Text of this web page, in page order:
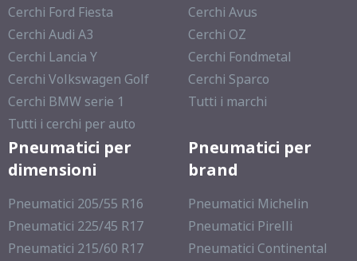
Cerchi Ford Fiesta
Cerchi Audi A3
Cerchi Lancia Y
Cerchi Volkswagen Golf
Cerchi BMW serie 1
Tutti i cerchi per auto
Cerchi Avus
Cerchi OZ
Cerchi Fondmetal
Cerchi Sparco
Tutti i marchi
Pneumatici per
dimensioni
Pneumatici 205/55 R16
Pneumatici 225/45 R17
Pneumatici 215/60 R17
Pneumatici per
brand
Pneumatici Michelin
Pneumatici Pirelli
Pneumatici Continental